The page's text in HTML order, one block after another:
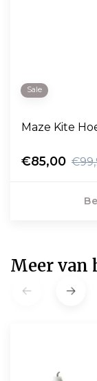
Sale
Maze Kite
€85,00
Meer van